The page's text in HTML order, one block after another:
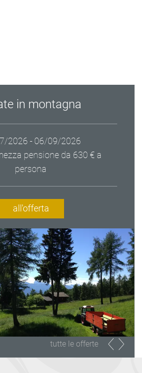
in montagna
2026 - 06/09/2026
pensione da 630 € a
persona
all'offerta
tutte le offerte